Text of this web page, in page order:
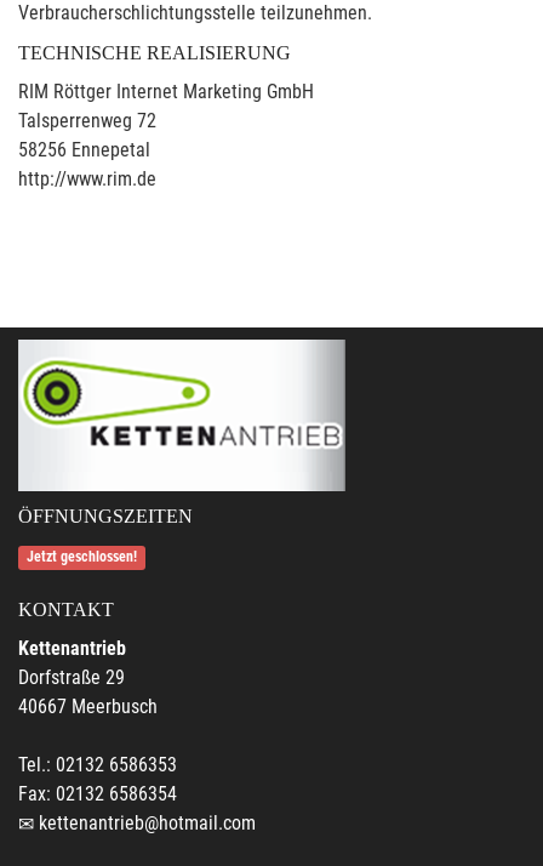
Verbraucherschlichtungsstelle teilzunehmen.
TECHNISCHE REALISIERUNG
RIM Röttger Internet Marketing GmbH
Talsperrenweg 72
58256 Ennepetal
http://www.rim.de
ÖFFNUNGSZEITEN
Jetzt geschlossen!
KONTAKT
Kettenantrieb
Dorfstraße 29
40667 Meerbusch
Tel.: 02132 6586353
Fax: 02132 6586354
kettenantrieb@hotmail.com